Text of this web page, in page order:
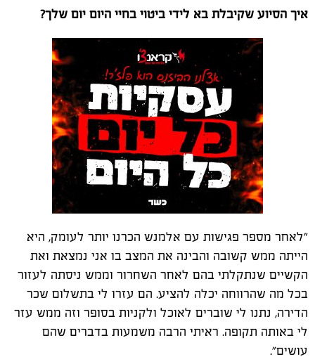
איך הסיוע שקיבלת בא לידי ביטוי בחיי היום יום שלך?
"לאחר מספר פגישות עם אלמנש הכרנו יותר לעומק, היא
הייתה ממש קשובה והבינה את המצב בו אני נמצאת ואת
הקשיים שנתקלתי בהם לאחר השחרור וממש ניסתה לעזור
בכל מה שהרווחה יכלה להציע. הם עזרו לי בתשלום שכר
הדירה, נתנו לי שוברים לאוכל ולקניות בסופר וזה ממש עזר
לי באותה תקופה. ראיתי הרבה משמעות בדברים שהם
עושים".